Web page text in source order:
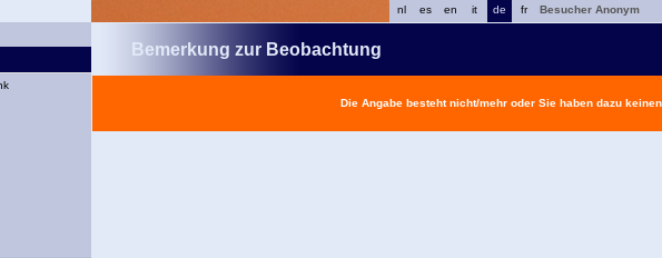
fr
de
it
en
es
nl
Besucher Anonym
Bemerkung zur Beobachtung
Die Angabe besteht nicht/mehr oder Sie haben dazu keinen